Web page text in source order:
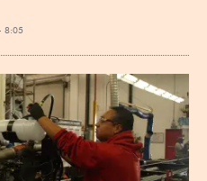
8:05